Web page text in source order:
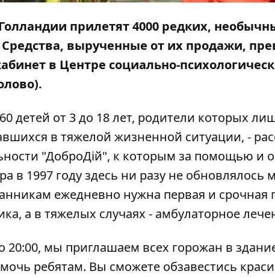
прилетят 4000 редких,
вырученные от их продажи,
в Центре социально-
детей от 3 до 18 лет, родители которых
в тяжелой жизненной ситуации, -
"ДоброДій", к которым за помощью и
в 1997 году здесь ни разу не обновлялось
ежедневно нужна первая и
а в тяжелых случаях - амбулаторное
20:00, мы приглашаем всех горожан в
ребятам. Вы сможете обзавестись